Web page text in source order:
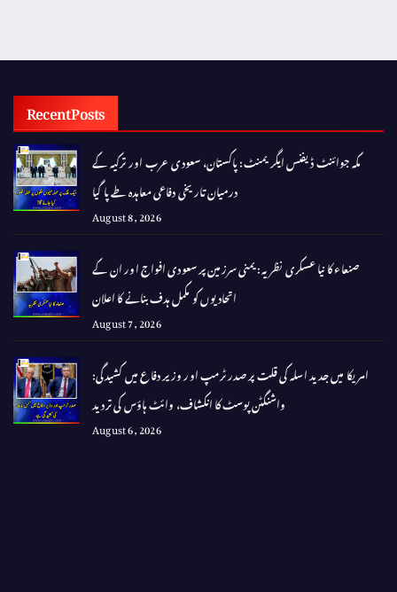
Recent Posts
مکہ جوائنٹ ڈیفنس ایگریمنٹ: پاکستان، سعودی عرب اور ترکیہ کے
درمیان تاریخی دفاعی معاہدہ طے پا گیا
August 8, 2026
صنعاء کا نیا عسکری نظریہ: یمنی سرزمین پر سعودی افواج اور ان کے
اتحادیوں کو مکمل ہدف بنانے کا اعلان
August 7, 2026
امریکا میں جدید اسلہ کی قلت پر صدر ٹرمپ اور وزیر دفاع میں کشیدگی:
واشنگٹن پوسٹ کا انکشاف، وائٹ ہاؤس کی تردید
August 6, 2026